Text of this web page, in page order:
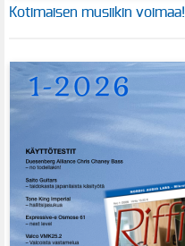
Kotimaisen musiikin voimaa!